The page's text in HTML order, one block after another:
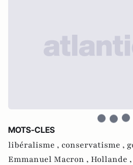
MOTS-CLES
libéralisme , conservatisme ,
Emmanuel Macron , Hollande ,